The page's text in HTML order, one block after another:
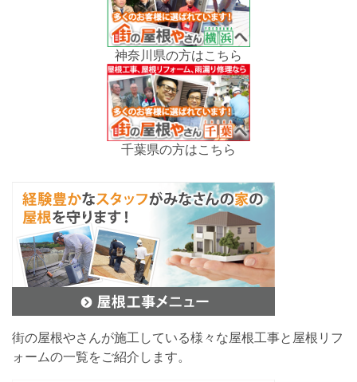
神奈川県の方はこちら
千葉県の方はこちら
街の屋根やさんが施工している様々な屋根工事と屋根リフ
ォームの一覧をご紹介します。